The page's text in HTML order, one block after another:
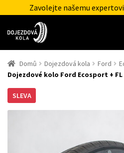
Zavolejte našemu
Domů Dojezdová kola Ford
Dojezdové kolo Ford Ecosport + FL
SLEVA